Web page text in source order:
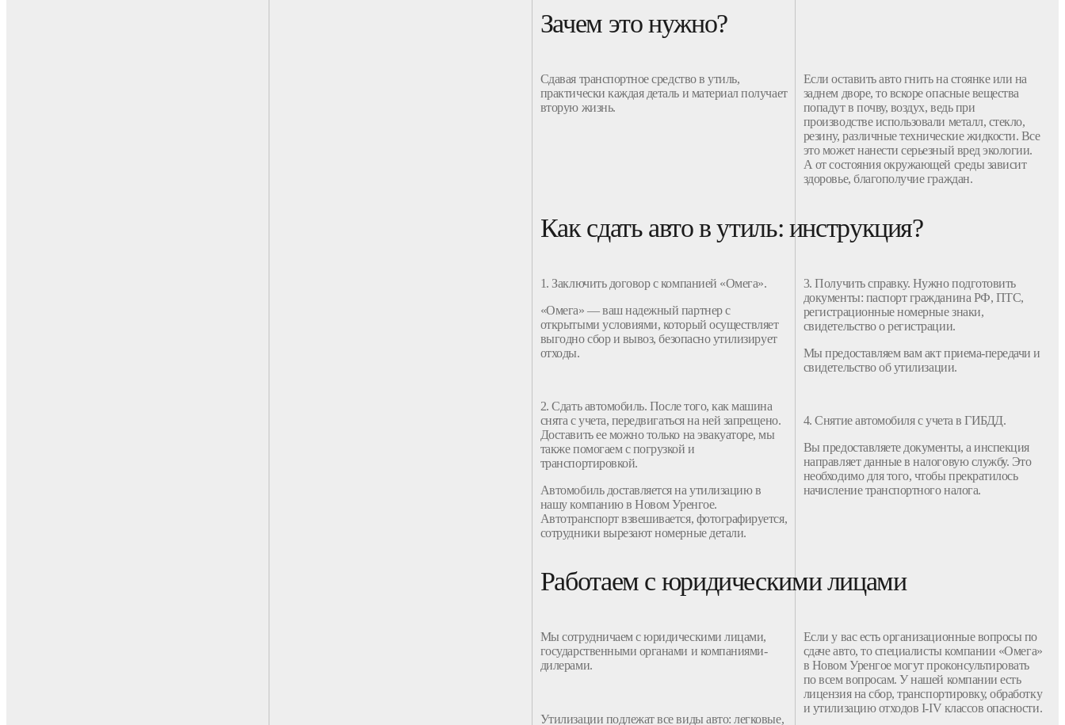
Зачем это нужно?
Сдавая транспортное средствов утиль,
практически каждая деталь и материал получает
вторую жизнь.
Если оставитьавтогнить на стоянке или на
заднем дворе, то вскоре опасные вещества
попадут в почву, воздух, ведь при
производстве использовали металл, стекло,
резину, различные технические жидкости. Все
это может нанести серьезный вред экологии.
А от состояния окружающей среды зависит
здоровье, благополучие граждан.
Как сдать авто в утиль: инструкция?
1. Заключить договор скомпанией «Омега».
«Омега» — ваш надежный партнер с
открытыми условиями, который осуществляет
выгодно сбори вывоз, безопасно утилизирует
отходы.
2. Сдать автомобиль. После того, какмашина
снята сучета, передвигаться на ней запрещено.
Доставить ее можно только на эвакуаторе, мы
также помогаем с погрузкой и
транспортировкой.
Автомобильдоставляется наутилизациюв
нашукомпаниюв Новом Уренгое.
Автотранспорт взвешивается, фотографируется,
сотрудники вырезают номерные детали.
3. Получить справку. Нужно подготовить
документы: паспорт гражданина РФ, ПТС,
регистрационные номерные знаки,
свидетельство о регистрации.
Мы предоставляем вам акт приема-передачи и
свидетельство обутилизации.
4. Снятиеавтомобилясучета вГИБДД.
Вы предоставляете документы, а инспекция
направляет данные в налоговую службу. Это
необходимо для того, чтобы прекратилось
начисление транспортного налога.
Работаем с юридическими лицами
Мы сотрудничаем с юридическими лицами,
государственными органами и компаниями-
дилерами.
Утилизации подлежат все видыавто:легковые,
Если у вас есть организационные вопросы по
сдаче авто, то специалистыкомпании «Омега»
в Новом Уренгоемогут проконсультировать
по всем вопросам. У нашей компании есть
лицензия насбор, транспортировку, обработку
и утилизацию отходов I-IV классов опасности.